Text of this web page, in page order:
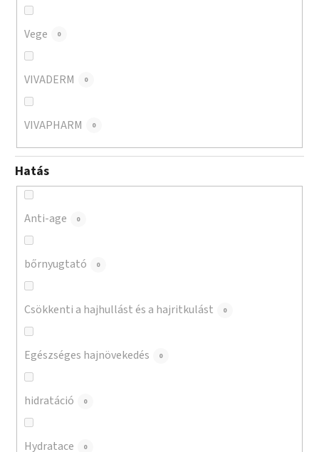
Vege 0
VIVADERM 0
VIVAPHARM 0
Hatás
Anti-age 0
bőrnyugtató 0
Csökkenti a hajhullást és a hajritkulást 0
Egészséges hajnövekedés 0
hidratáció 0
Hydratace 0